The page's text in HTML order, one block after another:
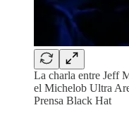
La charla entre Jeff
el Michelob Ultra
Prensa Black Hat